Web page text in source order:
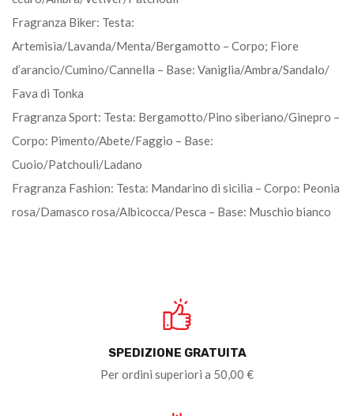
Fragranza Biker: Testa:
Artemisia/Lavanda/Menta/Bergamotto – Corpo; Fiore
d’arancio/Cumino/Cannella – Base: Vaniglia/Ambra/Sandalo/
Fava di Tonka
Fragranza Sport: Testa: Bergamotto/Pino siberiano/Ginepro –
Corpo: Pimento/Abete/Faggio – Base:
Cuoio/Patchouli/Ladano
Fragranza Fashion: Testa: Mandarino di sicilia – Corpo: Peonia
rosa/Damasco rosa/Albicocca/Pesca – Base: Muschio bianco
SPEDIZIONE GRATUITA
Per ordini superiori a 50,00 €